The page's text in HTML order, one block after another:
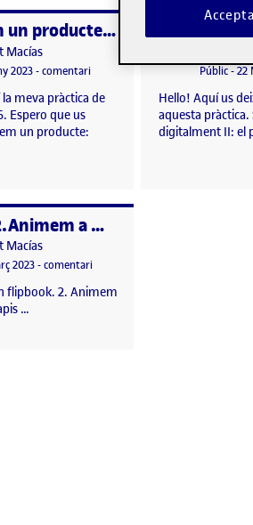
6. Creem un producte: Parallax 2,5D
Macías
publicació
2023-comentariel 6. Creem un producte: Parallax
meva pràctica de
Espero que us
un producte:
Visibilitat:
Públic-22
Hello! Aquí us
aquesta
digitalment II: el
Open – 2.Animem a mà: Agafem el llapis
Macías
publicació
2023-comentariel Open – 2.Animem a mà: Agafem
flipbook. 2. Animem
…